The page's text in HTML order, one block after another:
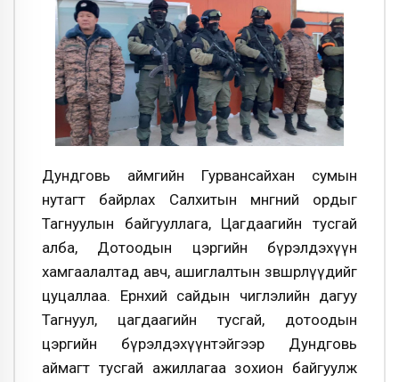
Дундговь аймгийн Гурвансайхан сумын
нутагт байрлах Салхитын мөнгөний ордыг
Тагнуулын байгууллага, Цагдаагийн тусгай
алба, Дотоодын цэргийн бүрэлдэхүүн
хамгаалалтад авч, ашиглалтын зөвшөөрлүүдийг
цуцаллаа. Ерөнхий сайдын чиглэлийн дагуу
Тагнуул, цагдаагийн тусгай, дотоодын
цэргийн бүрэлдэхүүнтэйгээр Дундговь
аймагт тусгай ажиллагаа зохион байгуулж